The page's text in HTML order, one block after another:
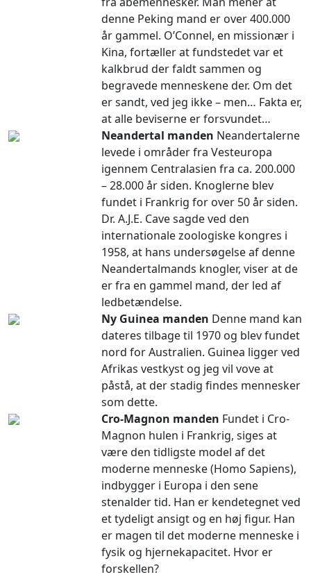
denne Peking mand er over 400.000
år gammel. O’Connel, en missionær i
Kina, fortæller at fundstedet var et
kalkbrud der faldt sammen og
begravede menneskene der. Om det
er sandt, ved jeg ikke – men… Fakta er,
at alle beviserne er forsvundet…
Neandertal manden Neandertalerne
levede i områder fra Vesteuropa
igennem Centralasien fra ca. 200.000
– 28.000 år siden. Knoglerne blev
fundet i Frankrig for over 50 år siden.
Dr. A.J.E. Cave sagde ved den
internationale zoologiske kongres i
1958, at hans undersøgelse af denne
Neandertalmands knogler, viser at de
er fra en gammel mand, der led af
ledbetændelse.
Ny Guinea manden Denne mand kan
dateres tilbage til 1970 og blev fundet
nord for Australien. Guinea ligger ved
Afrikas vestkyst og jeg vil vove at
påstå, at der stadig findes mennesker
som dette.
Cro-Magnon manden Fundet i Cro-
Magnon hulen i Frankrig, siges at
være den tidligste model af det
moderne menneske (Homo Sapiens),
indbygger i Europa i den sene
stenalder tid. Han er kendetegnet ved
et tydeligt ansigt og en høj figur. Han
er magen til det moderne menneske i
fysik og hjernekapacitet. Hvor er
forskellen?